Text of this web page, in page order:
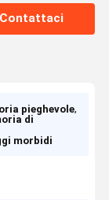
Contattaci
pieghevole,
di
morbidi